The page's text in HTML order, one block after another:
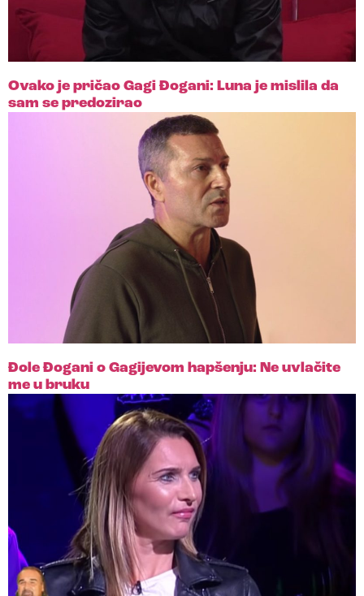
Ovako je pričao Gagi Đogani: Luna je mislila da
sam se predozirao
Đole Đogani o Gagijevom hapšenju: Ne uvlačite
me u bruku